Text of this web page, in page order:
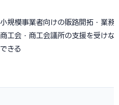
小規模事業者向けの販路開拓・業務
商工会・商工会議所の支援を受けな
できる